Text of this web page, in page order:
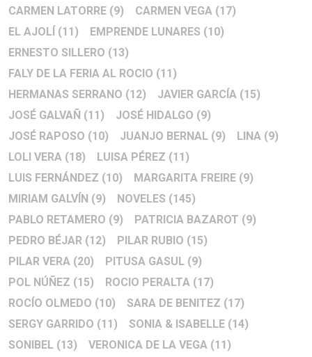
CARMEN LATORRE (9) CARMEN VEGA (17)
EL AJOLÍ (11) EMPRENDE LUNARES (10)
ERNESTO SILLERO (13)
FALY DE LA FERIA AL ROCIO (11)
HERMANAS SERRANO (12) JAVIER GARCÍA (15)
JOSÉ GALVAÑ (11) JOSÉ HIDALGO (9)
JOSÉ RAPOSO (10) JUANJO BERNAL (9) LINA (9)
LOLI VERA (18) LUISA PÉREZ (11)
LUIS FERNÁNDEZ (10) MARGARITA FREIRE (9)
MIRIAM GALVÍN (9) NOVELES (145)
PABLO RETAMERO (9) PATRICIA BAZAROT (9)
PEDRO BÉJAR (12) PILAR RUBIO (15)
PILAR VERA (20) PITUSA GASUL (9)
POL NÚÑEZ (15) ROCIO PERALTA (17)
ROCÍO OLMEDO (10) SARA DE BENITEZ (17)
SERGY GARRIDO (11) SONIA & ISABELLE (14)
SONIBEL (13) VERONICA DE LA VEGA (11)